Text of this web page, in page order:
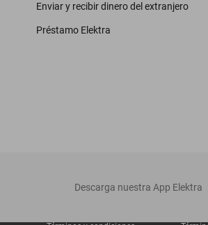
Enviar y recibir dinero del extranjero
Préstamo Elektra
‎ Descarga nuestra App Elektra